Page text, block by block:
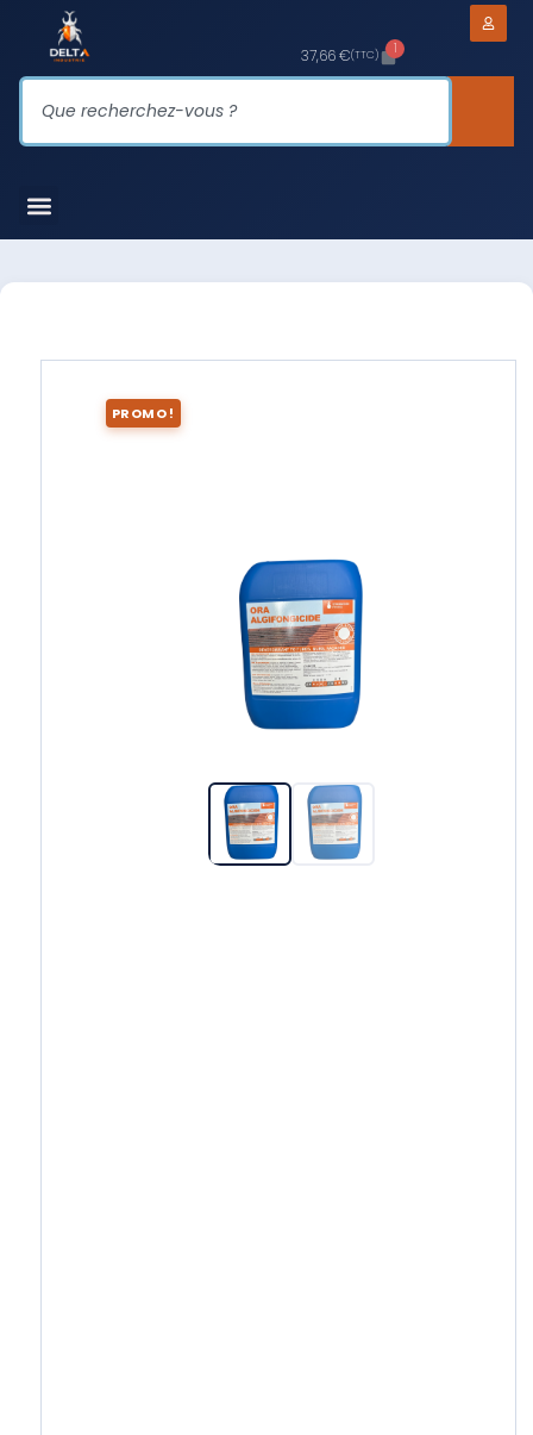
37,66€(TTC) 1
PROMO !